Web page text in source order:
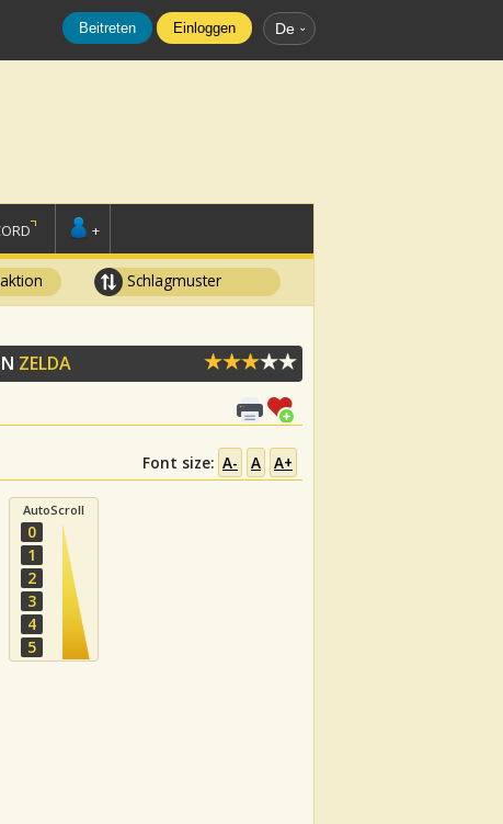
Beitreten Einloggen De
+
Schlagmuster
ZELDA
Font size: A- A A+
AutoScroll
0
1
2
3
4
5